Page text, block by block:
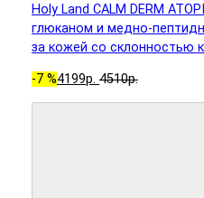
Holy Land CALM DERM
глюканом и медно-
за кожей со склонностью
-7 %4199р. 4510р.